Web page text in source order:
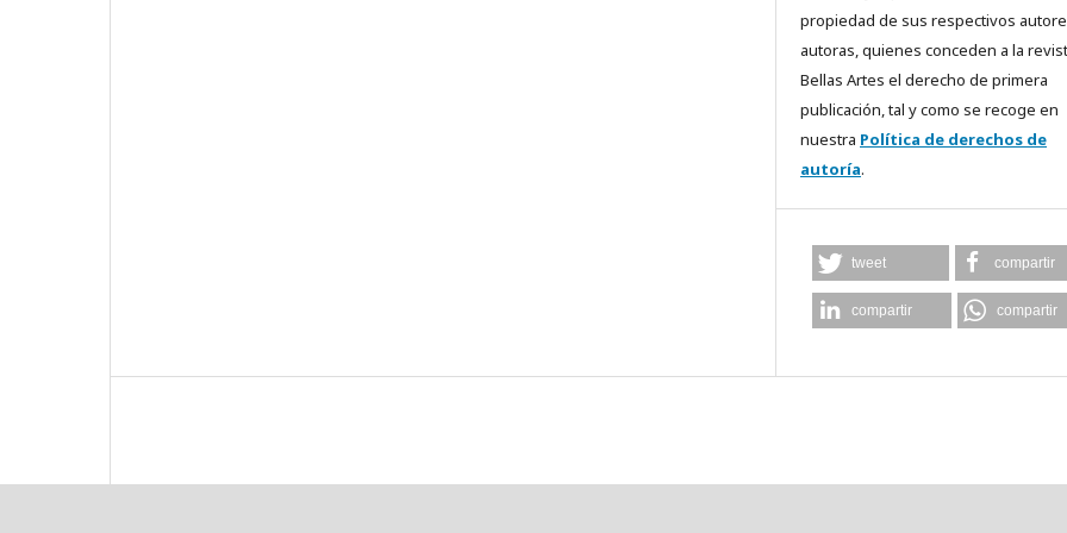
propiedad de sus respectivos
autoras, quienes conceden a la
Bellas Artes el derecho de primera
publicación, tal y como se recoge en
nuestra Política de derechos de
autoría.
tweet compartir
compartir compartir